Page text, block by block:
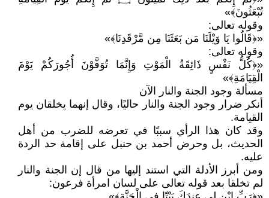
تُبْعَثُونَ﴾»
وقوله تعالى:
«﴿قَالُوا يَا وَيْلَنَا مَن بَعَثَنَا مِن مَّرْقَدِنَا﴾»
وقوله تعالى:
«﴿كُلُّ نَفْسٍ ذَائِقَةُ الْمَوْتِ وَإِنَّمَا تُوَفَّوْنَ أُجُورَكُمْ يَوْمَ
الْقِيَامَةِ﴾»
مسألة وجود الجنة والنار الآن
أنكر ضرار وجود الجنة والنار حاليًا، وقال إنهما يخلقان يوم
القيامة.
وقد كان هذا الرأي سببًا في تعرضه للضرب من أهل
الحديث، بل وحرض أحمد بن حنبل على إقامة حد الردة
عليه.
ومن أبرز الأدلة التي استند إليها من قال إن الجنة والنار
لم تخلقا بعد قوله تعالى على لسان امرأة فرعون: